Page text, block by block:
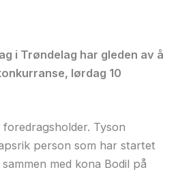
i Trøndelag har gleden av å
lørdag 10
Tyson
person som har startet
sammen med kona Bodil på